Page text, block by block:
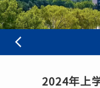
2024年上